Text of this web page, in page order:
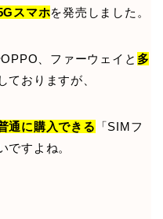
スマホを発売しました。
、ファーウェイと 多
ておりますが、
通に購入できる
「SIMフ
ですよね。